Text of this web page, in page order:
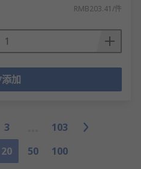
RMB203.41/件
添加
3
103
20 50 100